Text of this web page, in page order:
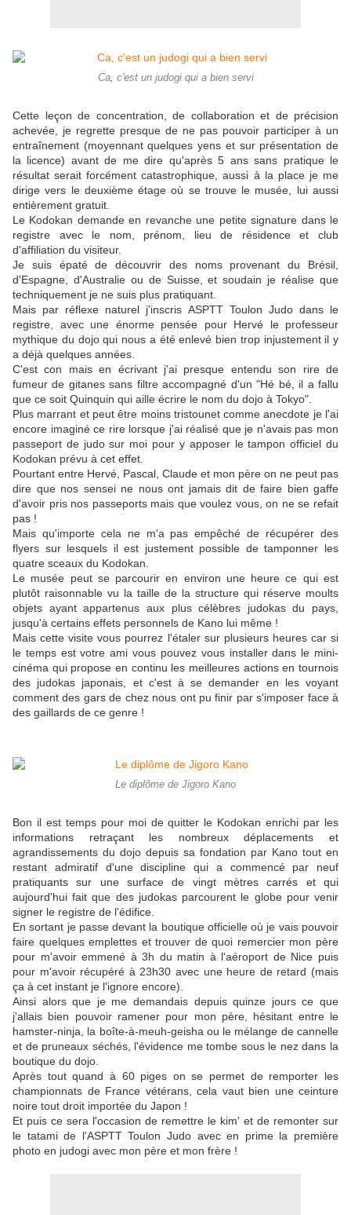
Ca, c'est un judogi qui a bien servi
Cette leçon de concentration, de collaboration et de précision
achevée, je regrette presque de ne pas pouvoir participer à un
entraînement (moyennant quelques yens et sur présentation de
la licence) avant de me dire qu'après 5 ans sans pratique le
résultat serait forcément catastrophique, aussi à la place je me
dirige vers le deuxième étage où se trouve le musée, lui aussi
entièrement gratuit.
Le Kodokan demande en revanche une petite signature dans le
registre avec le nom, prénom, lieu de résidence et club
d'affiliation du visiteur.
Je suis épaté de découvrir des noms provenant du Brésil,
d'Espagne, d'Australie ou de Suisse, et soudain je réalise que
techniquement je ne suis plus pratiquant.
Mais par réflexe naturel j'inscris ASPTT Toulon Judo dans le
registre, avec une énorme pensée pour Hervé le professeur
mythique du dojo qui nous a été enlevé bien trop injustement il y
a déjà quelques années.
C'est con mais en écrivant j'ai presque entendu son rire de
fumeur de gitanes sans filtre accompagné d'un "Hé bé, il a fallu
que ce soit Quinquin qui aille écrire le nom du dojo à Tokyo".
Plus marrant et peut être moins tristounet comme anecdote je l'ai
encore imaginé ce rire lorsque j'ai réalisé que je n'avais pas mon
passeport de judo sur moi pour y apposer le tampon officiel du
Kodokan prévu à cet effet.
Pourtant entre Hervé, Pascal, Claude et mon père on ne peut pas
dire que nos sensei ne nous ont jamais dit de faire bien gaffe
d'avoir pris nos passeports mais que voulez vous, on ne se refait
pas !
Mais qu'importe cela ne m'a pas empêché de récupérer des
flyers sur lesquels il est justement possible de tamponner les
quatre sceaux du Kodokan.
Le musée peut se parcourir en environ une heure ce qui est
plutôt raisonnable vu la taille de la structure qui réserve moults
objets ayant appartenus aux plus célèbres judokas du pays,
jusqu'à certains effets personnels de Kano lui même !
Mais cette visite vous pourrez l'étaler sur plusieurs heures car si
le temps est votre ami vous pouvez vous installer dans le mini-
cinéma qui propose en continu les meilleures actions en tournois
des judokas japonais, et c'est à se demander en les voyant
comment des gars de chez nous ont pu finir par s'imposer face à
des gaillards de ce genre !
Le diplôme de Jigoro Kano
Bon il est temps pour moi de quitter le Kodokan enrichi par les
informations retraçant les nombreux déplacements et
agrandissements du dojo depuis sa fondation par Kano tout en
restant admiratif d'une discipline qui a commencé par neuf
pratiquants sur une surface de vingt mètres carrés et qui
aujourd'hui fait que des judokas parcourent le globe pour venir
signer le registre de l'édifice.
En sortant je passe devant la boutique officielle où je vais pouvoir
faire quelques emplettes et trouver de quoi remercier mon père
pour m'avoir emmené à 3h du matin à l'aéroport de Nice puis
pour m'avoir récupéré à 23h30 avec une heure de retard (mais
ça à cet instant je l'ignore encore).
Ainsi alors que je me demandais depuis quinze jours ce que
j'allais bien pouvoir ramener pour mon père, hésitant entre le
hamster-ninja, la boîte-à-meuh-geisha ou le mélange de cannelle
et de pruneaux séchés, l'évidence me tombe sous le nez dans la
boutique du dojo.
Après tout quand à 60 piges on se permet de remporter les
championnats de France vétérans, cela vaut bien une ceinture
noire tout droit importée du Japon !
Et puis ce sera l'occasion de remettre le kim' et de remonter sur
le tatami de l'ASPTT Toulon Judo avec en prime la première
photo en judogi avec mon père et mon frère !